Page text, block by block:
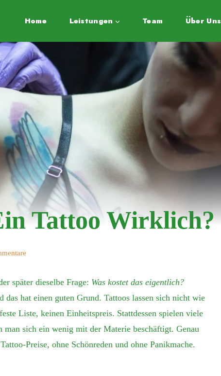
Home Leistungen Team Über Uns
Tattoo Wirklich?
später dieselbe Frage: Was kostet das eigentlich?
hat einen guten Grund. Tattoos lassen sich nicht wie
Liste, keinen Einheitspreis. Stattdessen spielen viele
sich ein wenig mit der Materie beschäftigt. Genau
Preise, ohne Schönreden und ohne Panikmache.